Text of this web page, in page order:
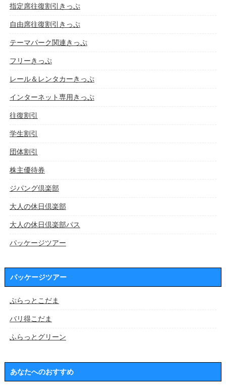
指定席往復割引きっぷ
自由席往復割引きっぷ
テーマパーク関連きっぷ
フリーきっぷ
レール＆レンタカーきっぷ
インターネット専用きっぷ
往復割引
学生割引
団体割引
株主優待券
ジパング倶楽部
大人の休日倶楽部
大人の休日倶楽部パス
パッケージツアー
パッケージツアー
ぷらっとこだま
バリ得こだま
ふらっとグリーン
あなたへのおすすめ